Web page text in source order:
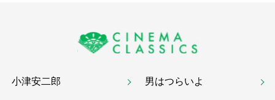
小津安二郎 男はつらいよ